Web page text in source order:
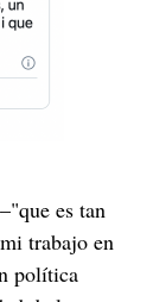
es tan
trabajo en
política